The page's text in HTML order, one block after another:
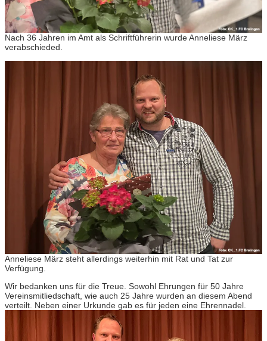
Nach 36 Jahren im Amt als Schriftführerin wurde Anneliese März
verabschieded.
Anneliese März steht allerdings weiterhin mit Rat und Tat zur
Verfügung.
Wir bedanken uns für die Treue. Sowohl Ehrungen für 50 Jahre
Vereinsmitliedschaft, wie auch 25 Jahre wurden an diesem Abend
verteilt. Neben einer Urkunde gab es für jeden eine Ehrennadel.